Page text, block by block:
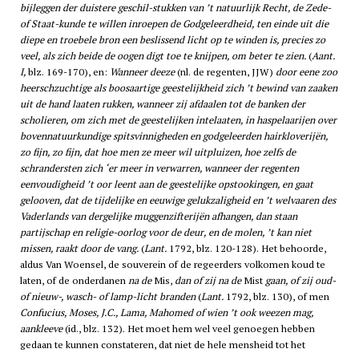
bijleggen der duistere geschil-stukken van ’t natuurlijk Recht, de Zede-
of Staat-kunde te willen inroepen de Godgeleerdheid, ten einde uit die
diepe en troebele bron een beslissend licht op te winden is, precies zo
veel, als zich beide de oogen digt toe te knijpen, om beter te zien.(Aant.
I,blz. 169-170), en: Wanneer deeze(nl. de regenten, JJW) door eene zoo
heerschzuchtige als boosaartige geestelijkheid zich ’t bewind van zaaken
uit de hand laaten rukken, wanneer zij afdaalen tot de banken der
scholieren, om zich met de geestelijken intelaaten, in haspelaarijen over
bovennatuurkundige spitsvinnigheden en godgeleerden hairkloverijën,
zo fijn, zo fijn, dat hoe men ze meer wil uitpluizen, hoe zelfs de
schrandersten zich ‘er meer in verwarren, wanneer der regenten
eenvoudigheid ’t oor leent aan de geestelijke opstookingen, en gaat
gelooven, dat de tijdelijke en eeuwige gelukzaligheid en ’t welvaaren des
Vaderlands van dergelijke muggenzifterijën afhangen, dan staan
partijschap en religie-oorlog voor de deur, en de molen, ’t kan niet
missen, raakt door de vang.(Lant.1792, blz. 120-128). Het behoorde,
aldus Van Woensel, de souverein of de regeerders volkomen koud te
laten, of de onderdanenna deMis, dan of zij na deMist gaan, of zij oud-
of nieuw-, wasch- of lamp-licht branden(Lant.1792, blz. 130), of men
Confucius, Moses, J.C., Lama, Mahomed of wien ’t ook weezen mag,
aankleeve(id., blz. 132). Het moet hem wel veel genoegen hebben
gedaan te kunnen constateren, dat niet de hele mensheid tot het